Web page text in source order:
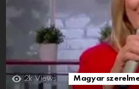
2k Views Magyar